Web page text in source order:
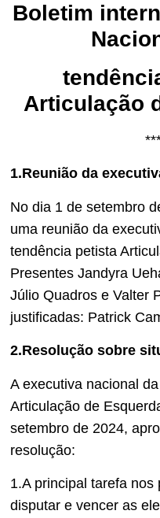
Boletim
Articulação
1.Reunião da
No dia 1 de setembro
uma reunião da
tendência petista
Presentes Jandyra
Júlio Quadros e Valter
justificadas: Patrick
2.Resolução sobre
A executiva nacional
Articulação de
setembro de 2024,
resolução:
1.A principal tarefa nos
disputar e vencer as